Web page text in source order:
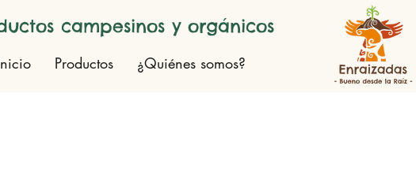
campesinos y orgánicos
Productos ¿Quiénes somos?